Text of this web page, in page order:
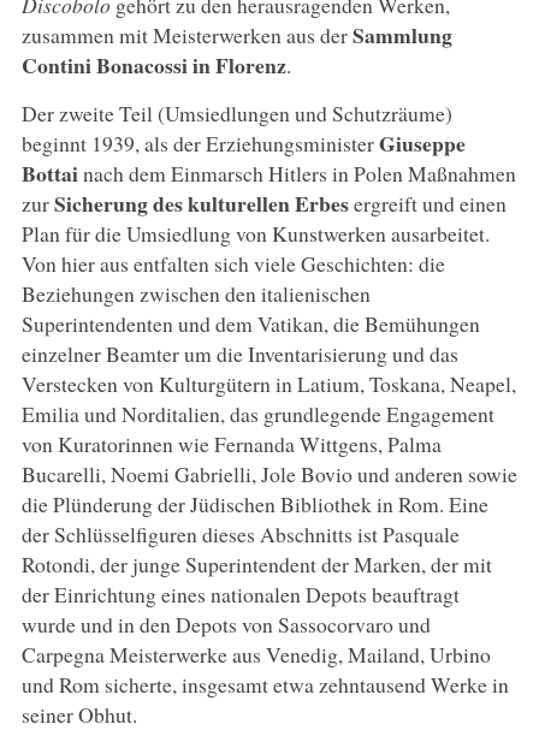
zusammen mit Meisterwerken aus derSammlung
Contini Bonacossi in Florenz.
Der zweite Teil (Umsiedlungen und Schutzräume)
beginnt 1939, als der ErziehungsministerGiuseppe
Bottainach dem Einmarsch Hitlers in Polen Maßnahmen
zurSicherung des kulturellen Erbesergreift und einen
Plan für die Umsiedlung von Kunstwerken ausarbeitet.
Von hier aus entfalten sich viele Geschichten: die
Beziehungen zwischen den italienischen
Superintendenten und dem Vatikan, die Bemühungen
einzelner Beamter um die Inventarisierung und das
Verstecken von Kulturgütern in Latium, Toskana, Neapel,
Emilia und Norditalien, das grundlegende Engagement
von Kuratorinnen wie Fernanda Wittgens, Palma
Bucarelli, Noemi Gabrielli, Jole Bovio und anderen sowie
die Plünderung der Jüdischen Bibliothek in Rom. Eine
der Schlüsselfiguren dieses Abschnitts ist Pasquale
Rotondi, der junge Superintendent der Marken, der mit
der Einrichtung eines nationalen Depots beauftragt
wurde und in den Depots von Sassocorvaro und
Carpegna Meisterwerke aus Venedig, Mailand, Urbino
und Rom sicherte, insgesamt etwa zehntausend Werke in
seiner Obhut.